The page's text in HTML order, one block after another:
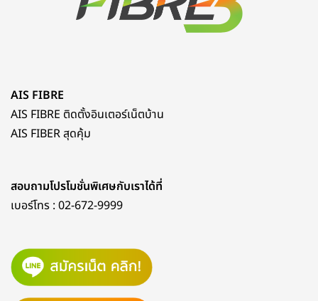
AIS FIBRE
AIS FIBRE ติดตั้งอินเตอร์เน็ตบ้าน
AIS FIBER สุดคุ้ม
สอบถามโปรโมชั่นพิเศษกับเราได้ที่
เบอร์โทร : 02-672-9999